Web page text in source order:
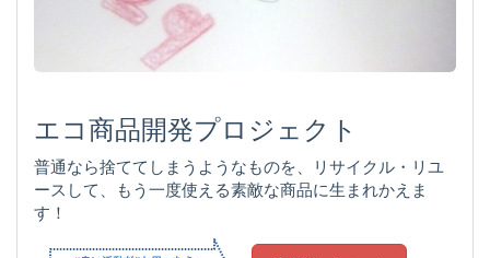
エコ商品開発プロジェクト
普通なら捨ててしまうようなものを、リサイクル・リユ
ースして、もう一度使える素敵な商品に生まれかえま
す！